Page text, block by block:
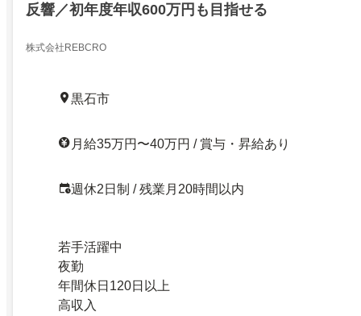
反響／初年度年収600万円も目指せる
株式会社REBCRO
黒石市
月給35万円〜40万円 / 賞与・昇給あり
週休2日制 / 残業月20時間以内
若手活躍中
夜勤
年間休日120日以上
高収入